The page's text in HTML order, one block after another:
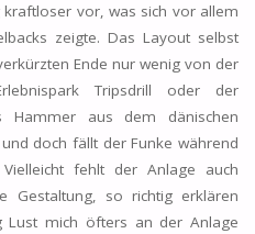
vor, was sich vor allem
zeigte. Das Layout selbst
Ende nur wenig von der
Tripsdrill oder der
Hammer aus dem dänischen
doch fällt der Funke während
fehlt der Anlage auch
Gestaltung, so richtig erklären
Lust mich öfters an der Anlage